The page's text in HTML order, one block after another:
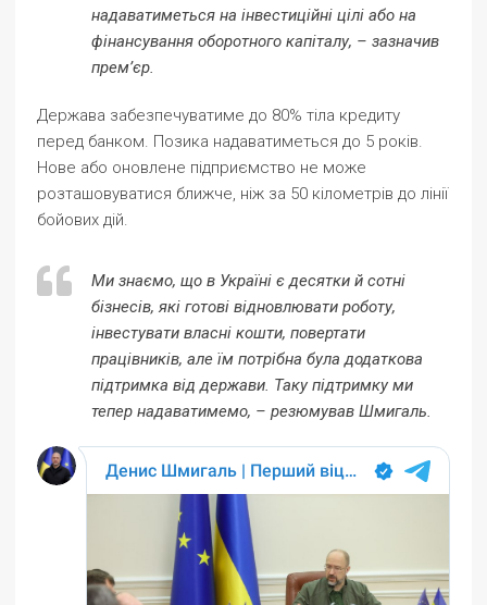
надаватиметься на інвестиційні цілі або на
фінансування оборотного капіталу, – зазначив
прем’єр.
Держава забезпечуватиме до 80% тіла кредиту
перед банком. Позика надаватиметься до 5 років.
Нове або оновлене підприємство не може
розташовуватися ближче, ніж за 50 кілометрів до лінії
бойових дій.
Ми знаємо, що в Україні є десятки й сотні
бізнесів, які готові відновлювати роботу,
інвестувати власні кошти, повертати
працівників, але їм потрібна була додаткова
підтримка від держави. Таку підтримку ми
тепер надаватимемо, – резюмував Шмигаль.